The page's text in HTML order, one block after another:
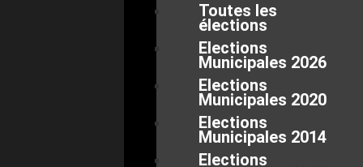
Toutes les
élections
Elections
Municipales 2026
Elections
Municipales 2020
Elections
Municipales 2014
Elections